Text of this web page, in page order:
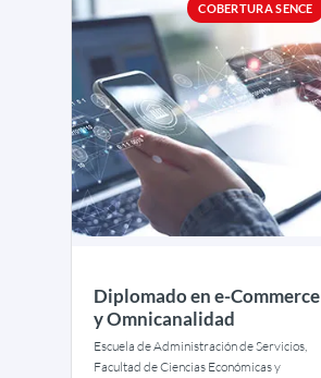
COBERTURA SENCE
Diplomado en e-Commerce
y Omnicanalidad
Escuela de Administración de Servicios,
Facultad de Ciencias Económicas y